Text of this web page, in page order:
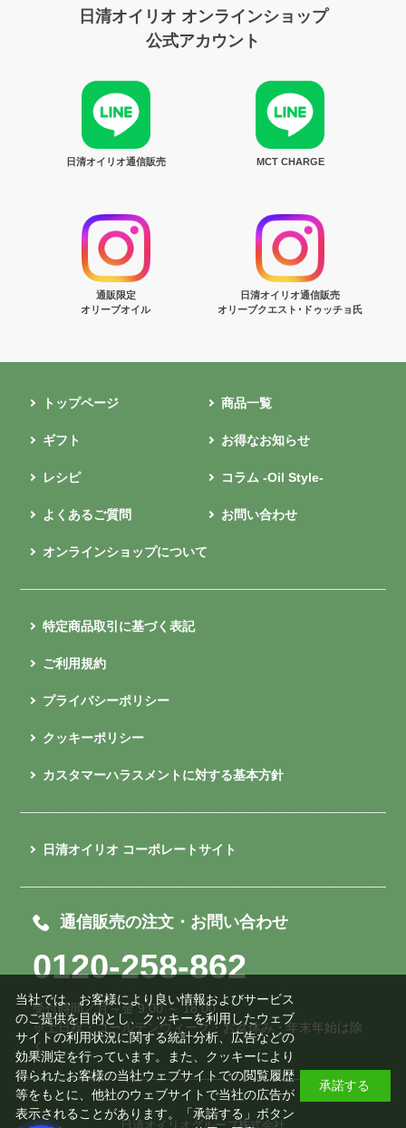
日清オイリオ オンラインショップ
公式アカウント
日清オイリオ通信販売 MCT CHARGE
通販限定
オリーブオイル
日清オイリオ通信販売
オリーブクエスト･ドゥッチョ氏
トップページ 商品一覧
ギフト お得なお知らせ
レシピ コラム -Oil Style-
よくあるご質問 お問い合わせ
オンラインショップについて
特定商品取引に基づく表記
ご利用規約
プライバシーポリシー
クッキーポリシー
カスタマーハラスメントに対する基本方針
日清オイリオ コーポレートサイト
通信販売の注文・お問い合わせ
0120-258-862
受付時間／月～金 9:00 ～ 18:00
※土日祝・ゴールデンウィーク・お盆休み・年末年始は除
く
日清オイリオグループ株式会社
当社では、お客様により良い情報およびサービス
のご提供を目的とし、クッキーを利用したウェブ
サイトの利用状況に関する統計分析、広告などの
効果測定を行っています。また、クッキーにより
得られたお客様の当社ウェブサイトでの閲覧履歴
等をもとに、他社のウェブサイトで当社の広告が
表示されることがあります。「承諾する」ボタン
承諾する